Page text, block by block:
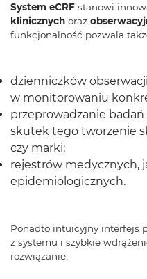
System eCRF stanowi
klinicznych oraz
funkcjonalność pozwala
dzienniczków
w monitorowaniu
przeprowadzanie
skutek tego tworzenie
czy marki;
rejestrów medycznych,
epidemiologicznych.
Ponadto intuicyjny interfejs
z systemu i szybkie
rozwiązanie.